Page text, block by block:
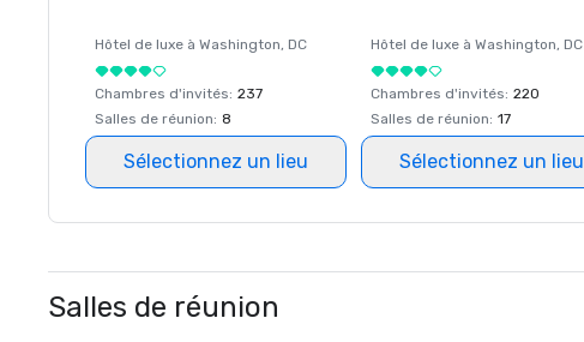
Hôtel de luxe à Washington, DC
Chambres d'invités: 237
Salles de réunion: 8
Sélectionnez un lieu
Hôtel de luxe à Washington, DC
Chambres d'invités: 220
Salles de réunion: 17
Sélectionnez un lieu
Salles de réunion